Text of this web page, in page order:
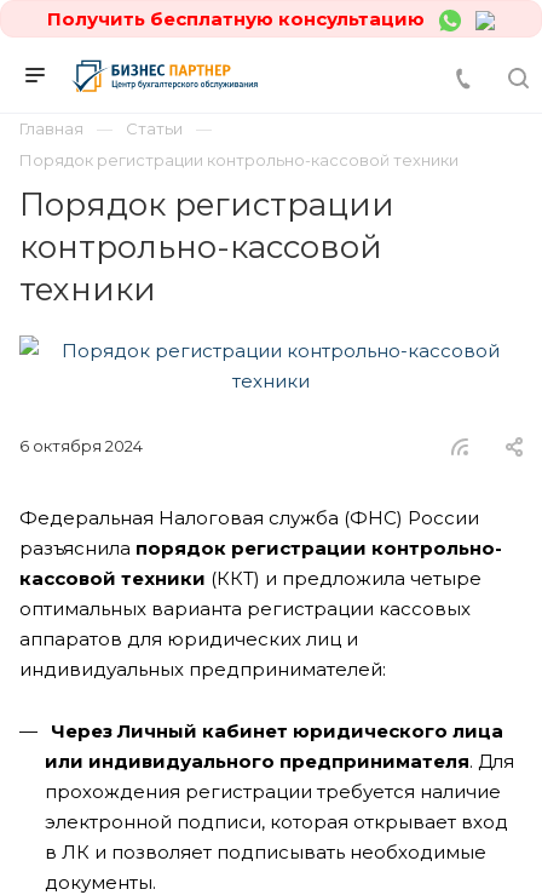
Получить бесплатную консультацию
Главная
Статьи
Порядок регистрации контрольно-кассовой техники
Порядок регистрации
контрольно-кассовой
техники
6 октября 2024
Федеральная Налоговая служба (ФНС) России
разъяснила порядок регистрации контрольно-
кассовой техники (ККТ) и предложила четыре
оптимальных варианта регистрации кассовых
аппаратов для юридических лиц и
индивидуальных предпринимателей:
Через Личный кабинет юридического лица
или индивидуального предпринимателя. Для
прохождения регистрации требуется наличие
электронной подписи, которая открывает вход
в ЛК и позволяет подписывать необходимые
документы.